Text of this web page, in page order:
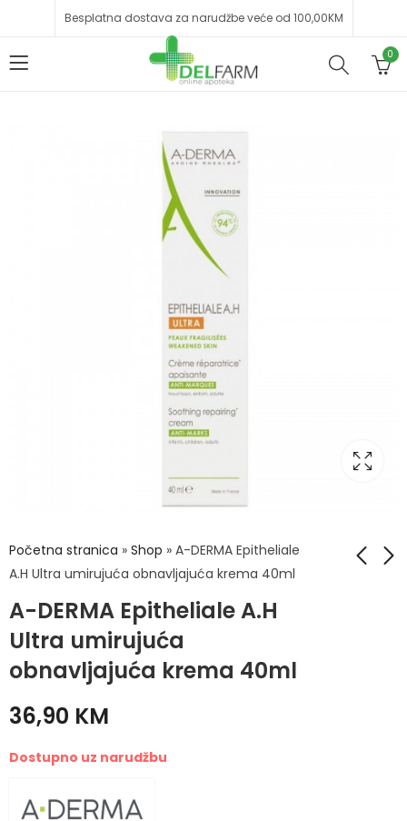
Besplatna dostava za narudžbe veće od 100,00KM
0
Početna stranica » Shop » A-DERMA Epitheliale
A.H Ultra umirujuća obnavljajuća krema 40ml
A-DERMA Epitheliale A.H
Ultra umirujuća
obnavljajuća krema 40ml
ADERMA
14,00KM
A-DERMA Epitheliale
SPF50+ 40ml
41,90
36,90 KM
Dostupno uz narudžbu